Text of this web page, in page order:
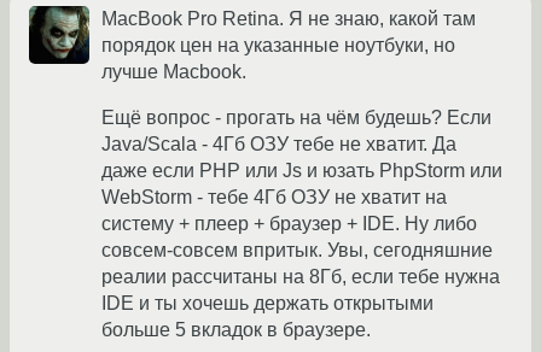
MacBook Pro Retina. Я не знаю, какой там
порядок цен на указанные ноутбуки, но
лучше Macbook.
Ещё вопрос - прогать на чём будешь? Если
Java/Scala - 4Гб ОЗУ тебе не хватит. Да
даже если PHP или Js и юзать PhpStorm или
WebStorm - тебе 4Гб ОЗУ не хватит на
систему + плеер + браузер + IDE. Ну либо
совсем-совсем впритык. Увы, сегодняшние
реалии рассчитаны на 8Гб, если тебе нужна
IDE и ты хочешь держать открытыми
больше 5 вкладок в браузере.